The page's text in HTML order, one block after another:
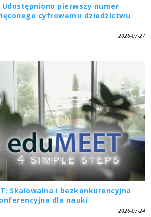
Udostępniono pierwszy numer
cyfrowemu dziedzictwu
2026-07-27
Skalowalna i bezkonkurencyjna
dla nauki
2026-07-24